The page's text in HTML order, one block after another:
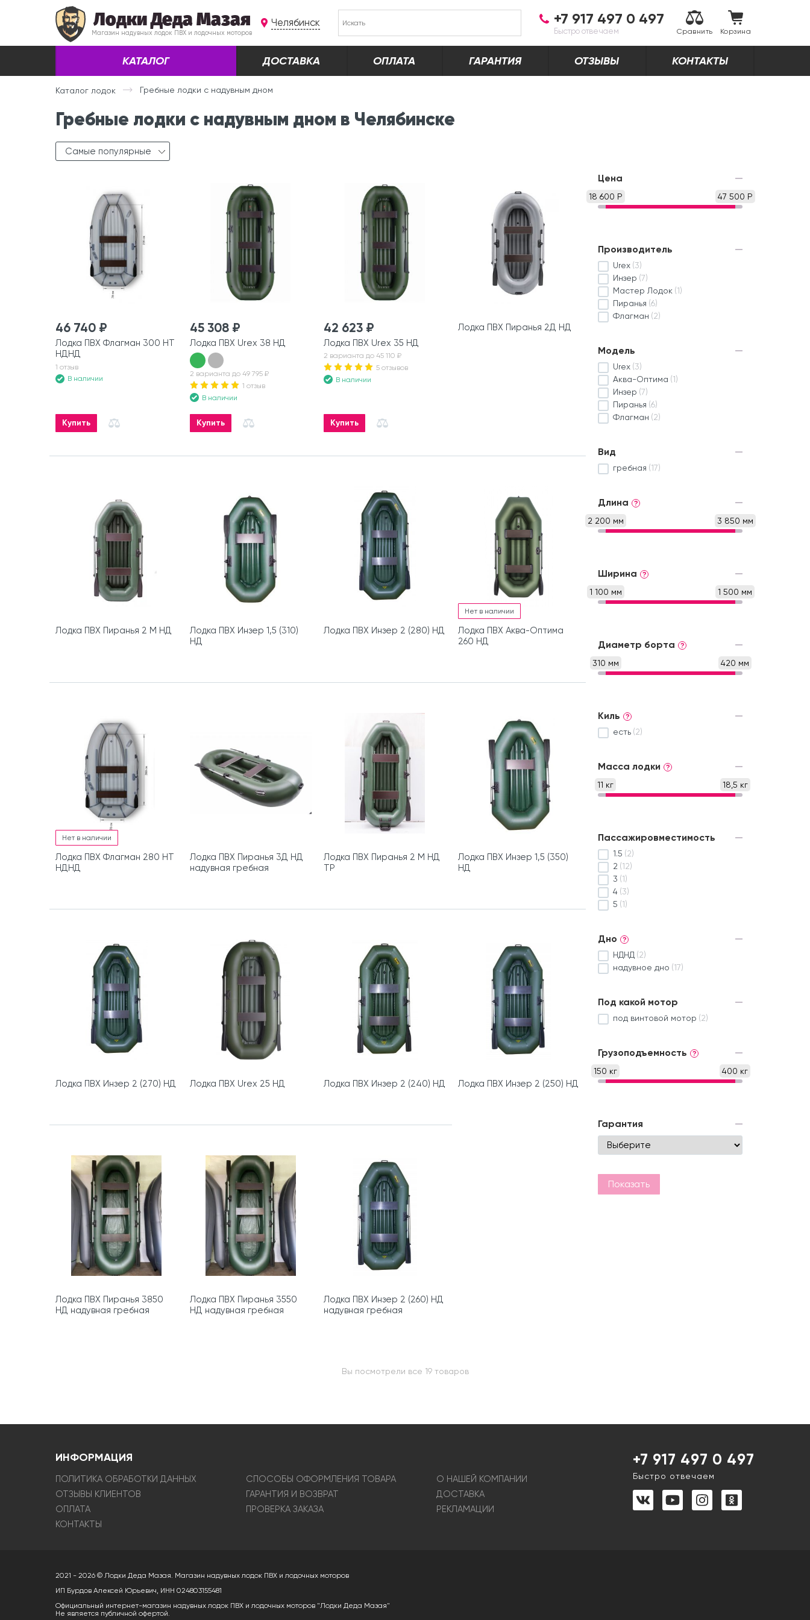
Лодки Деда Мазая
Магазин надувных лодок ПВХ и лодочных моторов
Челябинск +7 917 497 0 497
Быстро отвечаем Сравнить Корзина
КАТАЛОГ ДОСТАВКА ОПЛАТА ГАРАНТИЯ ОТЗЫВЫ КОНТАКТЫ
Каталог лодок Гребные лодки с надувным дном
Гребные лодки с надувным дном в Челябинске
Самые популярные
46 740 ₽
Лодка ПВХ Флагман 300 HT
НДНД
1 отзыв
В наличии
Купить
45 308 ₽
Лодка ПВХ Urex 38 НД
2 варианта до 49 795 ₽
1 отзыв
В наличии
Купить
42 623 ₽
Лодка ПВХ Urex 35 НД
2 варианта до 45 110 ₽
5 отзывов
В наличии
Купить
Лодка ПВХ Пиранья 2Д НД
Лодка ПВХ Пиранья 2 М НД
Лодка ПВХ Инзер 1,5 (310)
НД
Лодка ПВХ Инзер 2 (280) НД
Нет в наличии
Лодка ПВХ Аква-Оптима
260 НД
Нет в наличии
Лодка ПВХ Флагман 280 HT
НДНД
Лодка ПВХ Пиранья 3Д НД
надувная гребная
Лодка ПВХ Пиранья 2 М НД
ТР
Лодка ПВХ Инзер 1,5 (350)
НД
Лодка ПВХ Инзер 2 (270) НД Лодка ПВХ Urex 25 НД Лодка ПВХ Инзер 2 (240) НД Лодка ПВХ Инзер 2 (250) НД
Лодка ПВХ Пиранья 3850
НД надувная гребная
Лодка ПВХ Пиранья 3550
НД надувная гребная
Лодка ПВХ Инзер 2 (260) НД
надувная гребная
Цена
18 600 Р 47 500 Р
Производитель
Urex (3)
Инзер (7)
Мастер Лодок (1)
Пиранья (6)
Флагман (2)
Модель
Urex (3)
Аква-Оптима (1)
Инзер (7)
Пиранья (6)
Флагман (2)
Вид
гребная (17)
Длина ?
2 200 мм 3 850 мм
Ширина ?
1 100 мм 1 500 мм
Диаметр борта ?
310 мм 420 мм
Киль ?
есть (2)
Масса лодки ?
11 кг 18,5 кг
Пассажировместимость
1.5 (2)
2 (12)
3 (1)
4 (3)
5 (1)
Дно ?
НДНД (2)
надувное дно (17)
Под какой мотор
под винтовой мотор (2)
Грузоподъемность ?
150 кг 400 кг
Гарантия
Показать
Вы посмотрели все 19 товаров
ИНФОРМАЦИЯ
ПОЛИТИКА ОБРАБОТКИ ДАННЫХ СПОСОБЫ ОФОРМЛЕНИЯ ТОВАРА
О НАШЕЙ КОМПАНИИ
ОТЗЫВЫ КЛИЕНТОВ
ГАРАНТИЯ И ВОЗВРАТ
ДОСТАВКА
ОПЛАТА
ПРОВЕРКА ЗАКАЗА
РЕКЛАМАЦИИ
КОНТАКТЫ
+7 917 497 0 497
Быстро отвечаем
2021 - 2026 © Лодки Деда Мазая. Магазин надувных лодок ПВХ и лодочных моторов
ИП Бурдов Алексей Юрьевич, ИНН 024803155481
Официальный интернет-магазин надувных лодок ПВХ и лодочных моторов "Лодки Деда Мазая"
Не является публичной офертой.